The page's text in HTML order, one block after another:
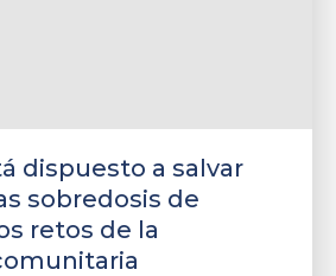
dispuesto a salvar
sobredosis de
retos de la